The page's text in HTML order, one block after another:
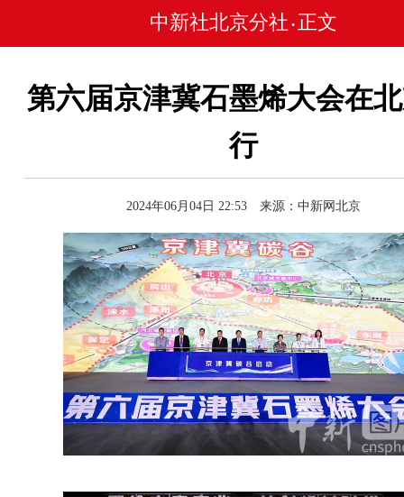
中新社北京分社 • 正文
第六届京津冀石墨烯大会在
行
2024年06月04日 22:53 来源：中新网北京